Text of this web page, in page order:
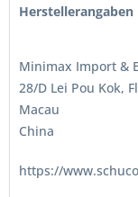
Herstellerangaben
Minimax Import &
28/D Lei Pou Kok,
Macau
China
https://